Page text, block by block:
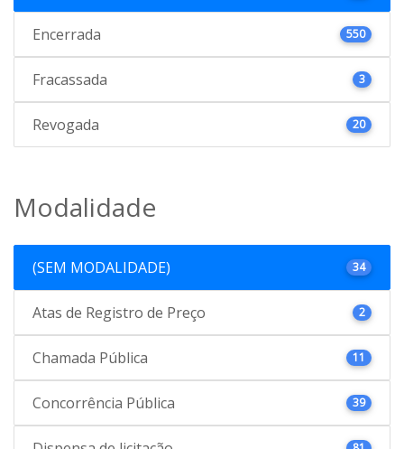
Encerrada 550
Fracassada 3
Revogada 20
Modalidade
(SEM MODALIDADE) 34
Atas de Registro de Preço 2
Chamada Pública 11
Concorrência Pública 39